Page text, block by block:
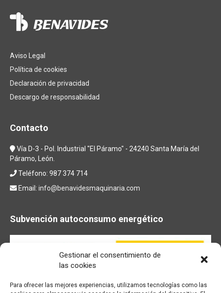
Gestionar el consentimiento de
las cookies
Para ofrecer las mejores experiencias, utilizamos tecnologías como las
Aviso Legal
Política de cookies
Declaración de privacidad
Descargo de responsabilidad
Contacto
Vía D-3 - Pol. Industrial "El Páramo" - 24240 Santa María del
Páramo, León.
Teléfono: 987 374 714
Email: info@benavidesmaquinaria.com
Subvención autoconsumo energético